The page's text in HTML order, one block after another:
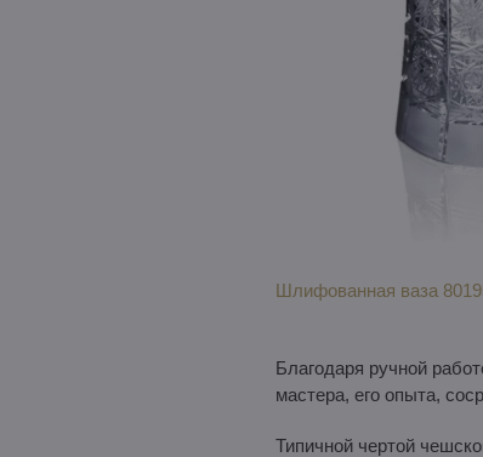
Шлифованная ваза
Благодаря ручной
мастера, его опыта,
Типичной чертой